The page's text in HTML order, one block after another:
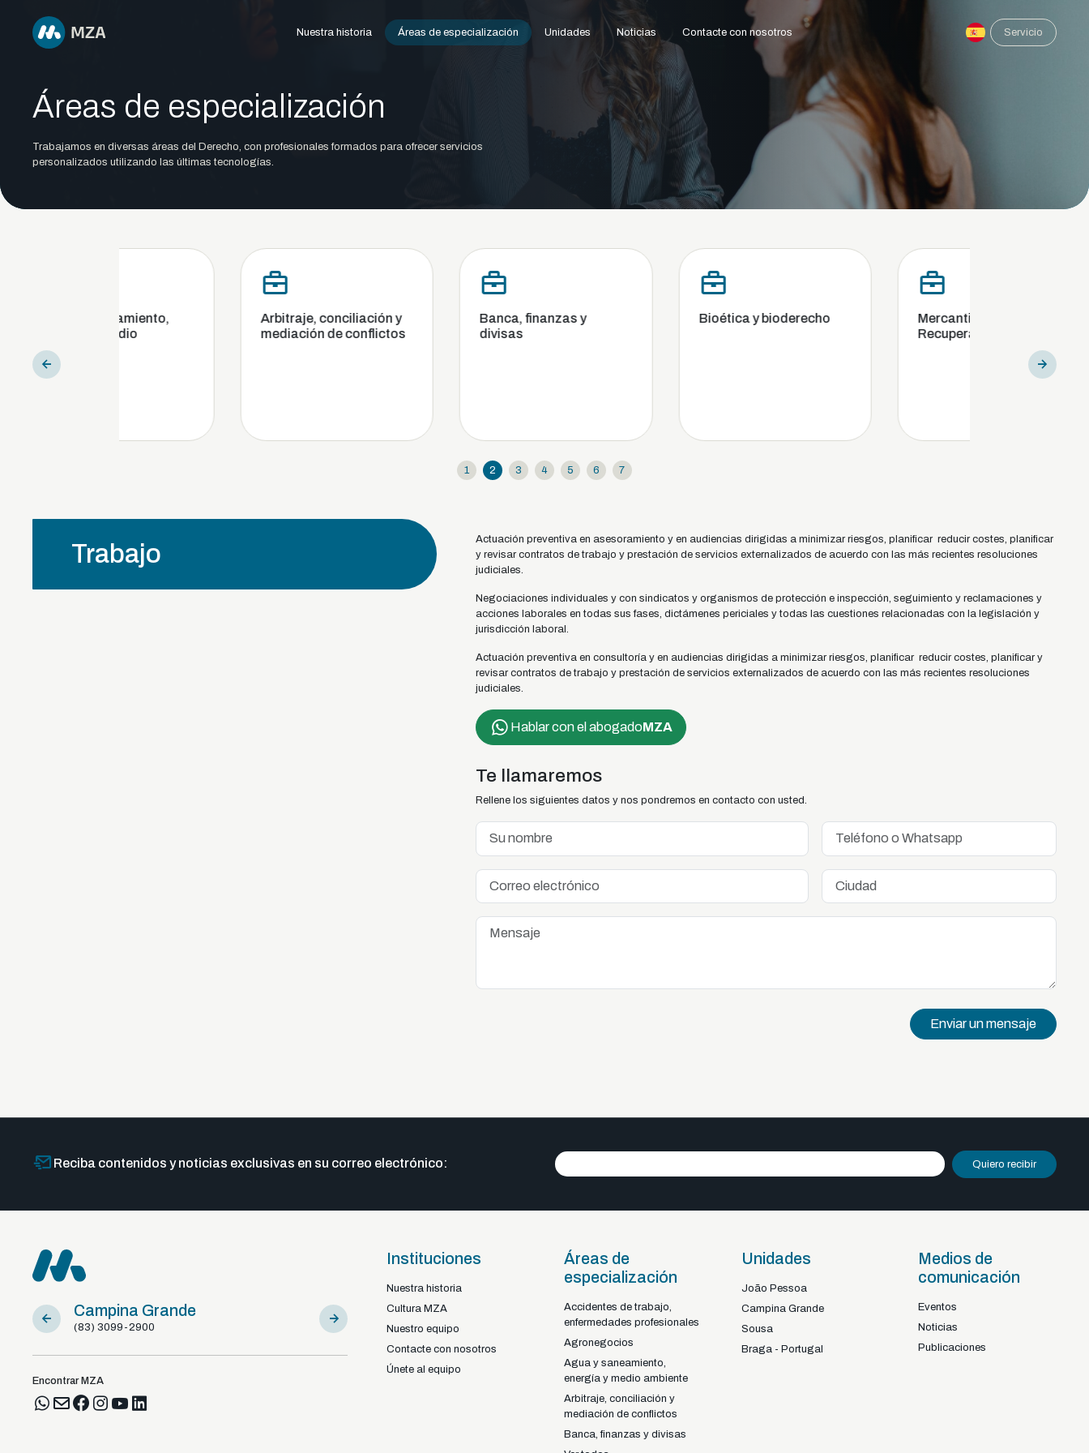
Nuestra historia Áreas de especialización Unidades Noticias Contacte con nosotros Servicio
Áreas de especialización
Trabajamos en diversas áreas del Derecho, con profesionales formados para ofrecer servicios
personalizados utilizando las últimas tecnologías.
Arbitraje, conciliación y
mediación de conflictos
Banca, finanzas y
divisas
Bioética y bioderecho
Mercantil, Competencia,
1 2 3 4 5 6 7
Trabajo
Actuación preventiva en asesoramiento y en audiencias dirigidas a minimizar riesgos, planificar reducir costes, planificar
y revisar contratos de trabajo y prestación de servicios externalizados de acuerdo con las más recientes resoluciones
judiciales.
Negociaciones individuales y con sindicatos y organismos de protección e inspección, seguimiento y reclamaciones y
acciones laborales en todas sus fases, dictámenes periciales y todas las cuestiones relacionadas con la legislación y
jurisdicción laboral.
Actuación preventiva en consultoría y en audiencias dirigidas a minimizar riesgos, planificar reducir costes, planificar y
revisar contratos de trabajo y prestación de servicios externalizados de acuerdo con las más recientes resoluciones
judiciales.
Hablar con el abogadoMZA
Te llamaremos
Rellene los siguientes datos y nos pondremos en contacto con usted.
Enviar un mensaje
Reciba contenidos y noticias exclusivas en su correo electrónico: Quiero recibir
Campina Grande
(83) 3099-2900
Sousa
(83) 98122-92925
Braga - Portugal
+351
Encontrar MZA
Instituciones
Nuestra historia
Cultura MZA
Nuestro equipo
Contacte con nosotros
Únete al equipo
Áreas de
especialización
Accidentes de trabajo,
enfermedades profesionales
Agronegocios
Agua y saneamiento,
energía y medio ambiente
Arbitraje, conciliación y
mediación de conflictos
Banca, finanzas y divisas
Unidades
João Pessoa
Campina Grande
Sousa
Braga - Portugal
Medios de
comunicación
Eventos
Noticias
Publicaciones